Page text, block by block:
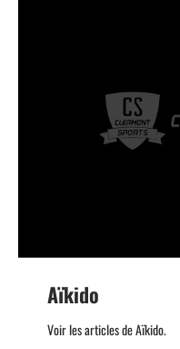
Aïkido
Voir les articles de Aïkido.